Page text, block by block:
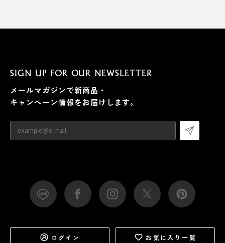
SIGN UP FOR OUR NEWSLETTER
メールマガジンで新商品・
キャンペーン情報をお届けします。
ログイン お気に入り一覧